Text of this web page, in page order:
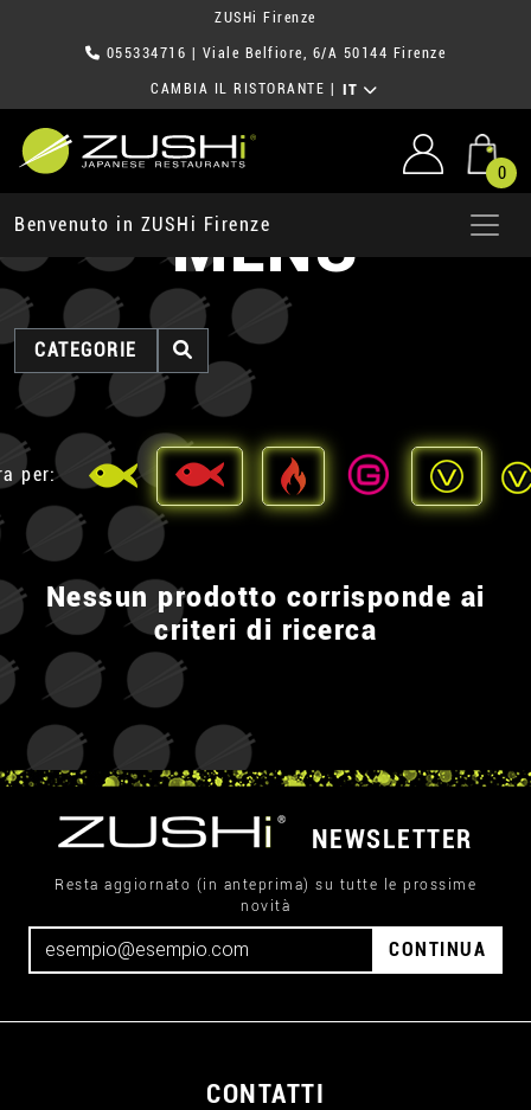
ZUSHi Firenze
055334716 | Viale Belfiore, 6/A 50144 Firenze
CAMBIA IL RISTORANTE IT
0
Benvenuto in ZUSHi Firenze
MENU
CATEGORIE
per:
Nessun prodotto corrisponde ai
criteri di ricerca
NEWSLETTER
Resta aggiornato (in anteprima) su tutte le prossime
novità
CONTINUA
CONTATTI